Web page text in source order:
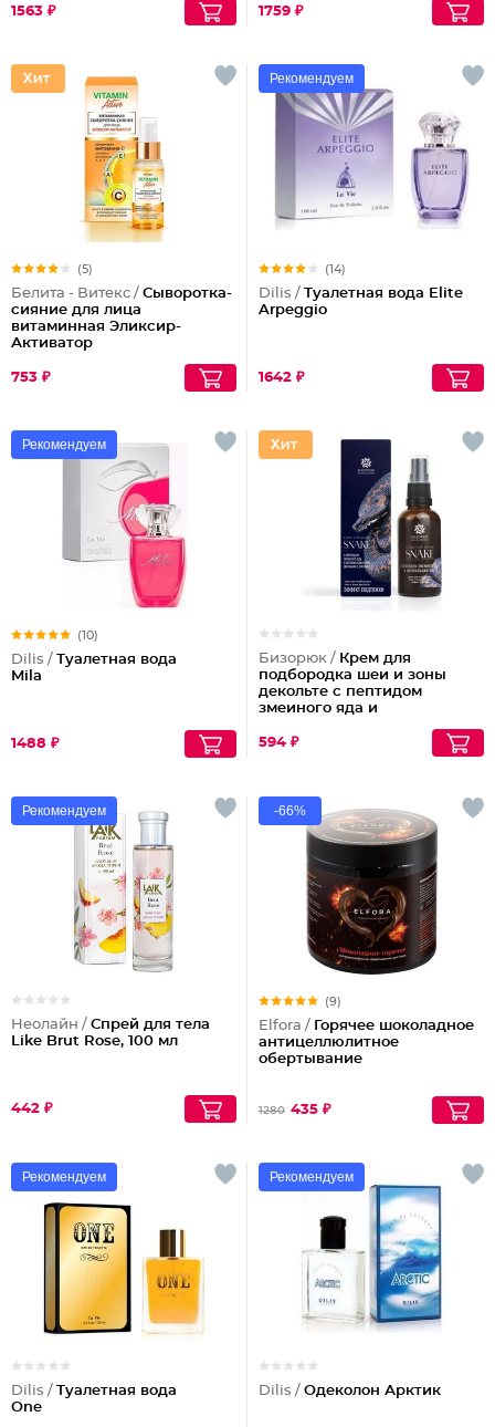
1563 ₽ 1759 ₽
(5)
Белита - Витекс / Сыворотка-
сияние для лица
витаминная Эликсир-
Активатор
753 ₽
Рекомендуем
(14)
Dilis / Туалетная вода Elite
Arpeggio
1642 ₽
Рекомендуем
(10)
Dilis / Туалетная вода
Mila
1488 ₽
Бизорюк / Крем для
подбородка шеи и зоны
декольте с пептидом
змеиного яда и
594 ₽
Рекомендуем
Неолайн / Спрей для тела
Like Brut Rose, 100 мл
442 ₽
-66%
(9)
Elfora / Горячее шоколадное
антицеллюлитное
обертывание
1280 435 ₽
Рекомендуем
Dilis / Туалетная вода
One
Рекомендуем
Dilis / Одеколон Арктик